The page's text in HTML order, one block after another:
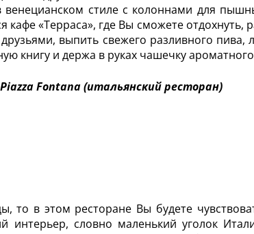
стиле с колоннами для
кафе «Терраса», где Вы сможете отдохнуть,
выпить свежего разливного пива,
книгу и держа в руках чашечку
Piazza Fontana (итальянский ресторан)
то в этом ресторане Вы будете
интерьер, словно маленький уголок